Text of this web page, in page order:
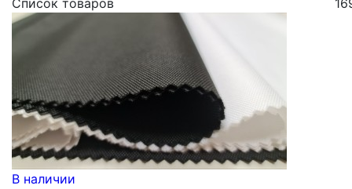
Список товаров
В наличии